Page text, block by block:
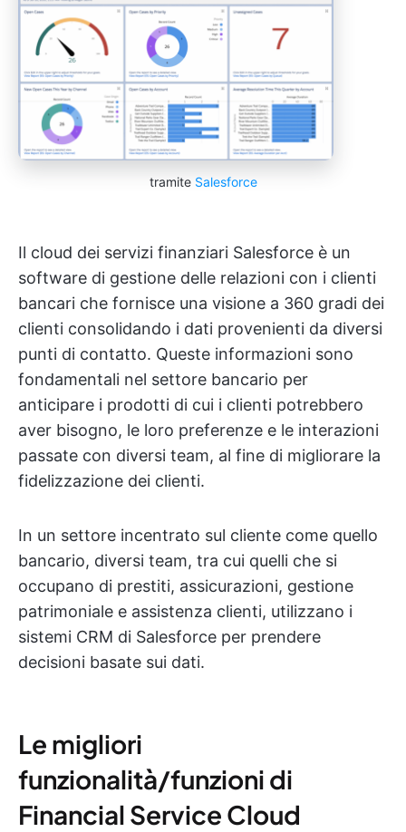
tramite Salesforce
Il cloud dei servizi finanziari Salesforce è un
software di gestione delle relazioni con i clienti
bancari che fornisce una visione a 360 gradi dei
clienti consolidando i dati provenienti da diversi
punti di contatto. Queste informazioni sono
fondamentali nel settore bancario per
anticipare i prodotti di cui i clienti potrebbero
aver bisogno, le loro preferenze e le interazioni
passate con diversi team, al fine di migliorare la
fidelizzazione dei clienti.
In un settore incentrato sul cliente come quello
bancario, diversi team, tra cui quelli che si
occupano di prestiti, assicurazioni, gestione
patrimoniale e assistenza clienti, utilizzano i
sistemi CRM di Salesforce per prendere
decisioni basate sui dati.
Le migliori
funzionalità/funzioni di
Financial Service Cloud